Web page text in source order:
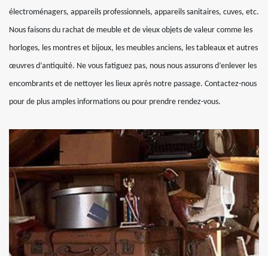
électroménagers, appareils professionnels, appareils sanitaires, cuves, etc.
Nous faisons du rachat de meuble et de vieux objets de valeur comme les
horloges, les montres et bijoux, les meubles anciens, les tableaux et autres
œuvres d’antiquité. Ne vous fatiguez pas, nous nous assurons d’enlever les
encombrants et de nettoyer les lieux après notre passage. Contactez-nous
pour de plus amples informations ou pour prendre rendez-vous.